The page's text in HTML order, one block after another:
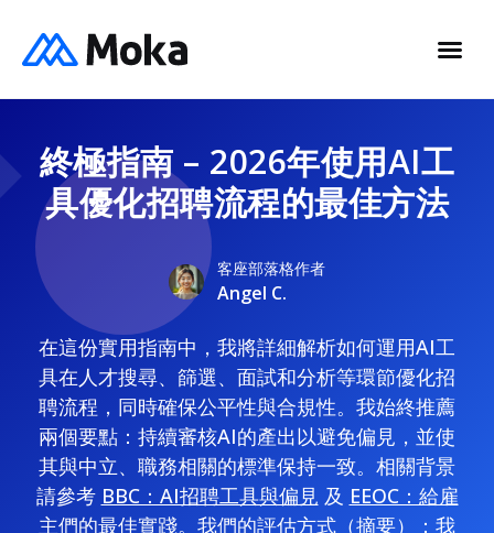
終極指南 – 2026年使用AI工
具優化招聘流程的最佳方法
客座部落格作者
Angel C.
在這份實用指南中，我將詳細解析如何運用AI工
具在人才搜尋、篩選、面試和分析等環節優化招
聘流程，同時確保公平性與合規性。我始終推薦
兩個要點：持續審核AI的產出以避免偏見，並使
其與中立、職務相關的標準保持一致。相關背景
請參考 BBC：AI招聘工具與偏見 及 EEOC：給雇
主們的最佳實踐。我們的評估方式（摘要）：我